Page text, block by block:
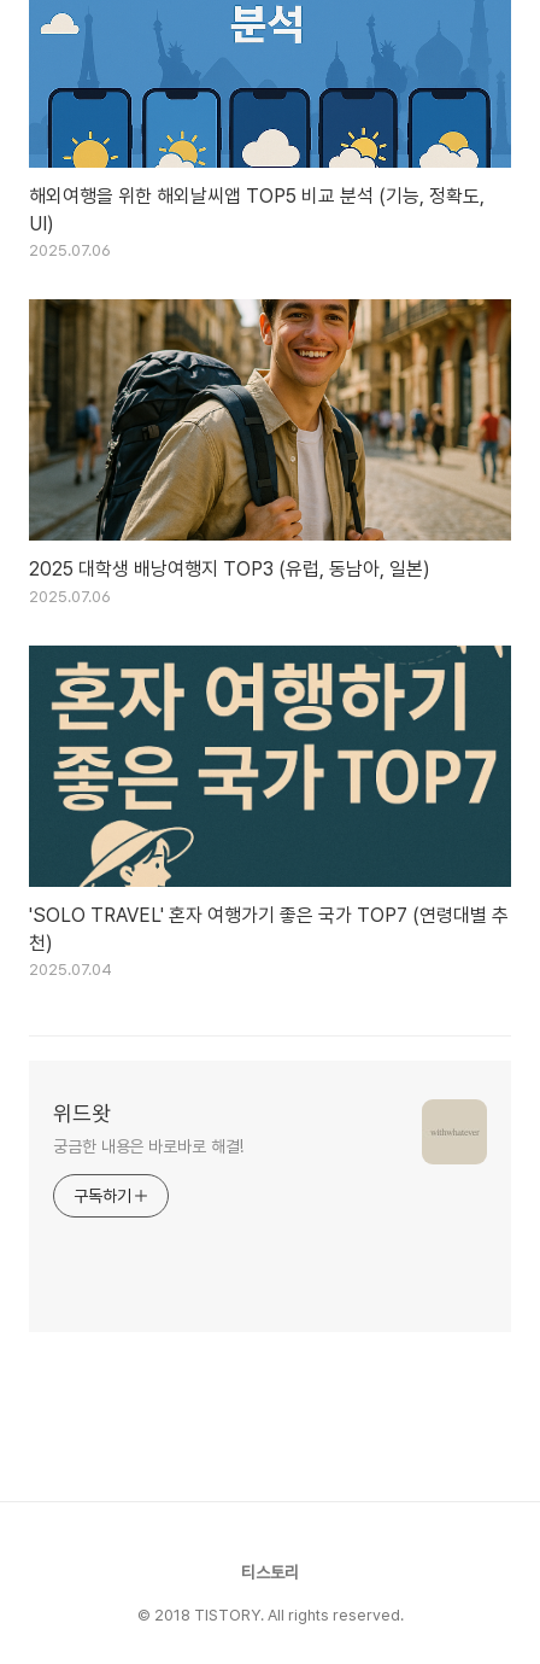
해외여행을 위한 해외날씨앱 TOP5 비교 분석 (기능, 정확도,
UI)
2025.07.06
2025 대학생 배낭여행지 TOP3 (유럽, 동남아, 일본)
2025.07.06
'SOLO TRAVEL' 혼자 여행가기 좋은 국가 TOP7 (연령대별 추
천)
2025.07.04
위드왓
궁금한 내용은 바로바로 해결!
구독하기
티스토리
© 2018 TISTORY. All rights reserved.